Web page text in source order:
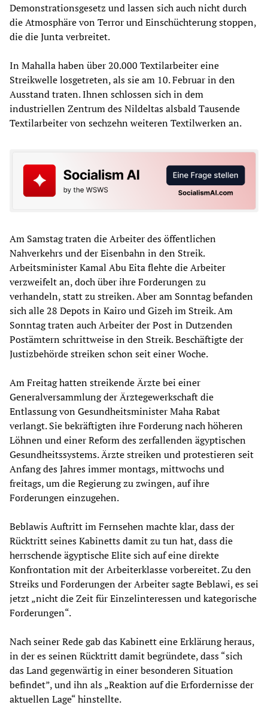
Demonstrationsgesetz und lassen sich auch nicht durch
die Atmosphäre von Terror und Einschüchterung stoppen,
die die Junta verbreitet.
In Mahalla haben über 20.000 Textilarbeiter eine
Streikwelle losgetreten, als sie am 10. Februar in den
Ausstand traten. Ihnen schlossen sich in dem
industriellen Zentrum des Nildeltas alsbald Tausende
Textilarbeiter von sechzehn weiteren Textilwerken an.
Am Samstag traten die Arbeiter des öffentlichen
Nahverkehrs und der Eisenbahn in den Streik.
Arbeitsminister Kamal Abu Eita flehte die Arbeiter
verzweifelt an, doch über ihre Forderungen zu
verhandeln, statt zu streiken. Aber am Sonntag befanden
sich alle 28 Depots in Kairo und Gizeh im Streik. Am
Sonntag traten auch Arbeiter der Post in Dutzenden
Postämtern schrittweise in den Streik. Beschäftigte der
Justizbehörde streiken schon seit einer Woche.
Am Freitag hatten streikende Ärzte bei einer
Generalversammlung der Ärztegewerkschaft die
Entlassung von Gesundheitsminister Maha Rabat
verlangt. Sie bekräftigten ihre Forderung nach höheren
Löhnen und einer Reform des zerfallenden ägyptischen
Gesundheitssystems. Ärzte streiken und protestieren seit
Anfang des Jahres immer montags, mittwochs und
freitags, um die Regierung zu zwingen, auf ihre
Forderungen einzugehen.
Beblawis Auftritt im Fernsehen machte klar, dass der
Rücktritt seines Kabinetts damit zu tun hat, dass die
herrschende ägyptische Elite sich auf eine direkte
Konfrontation mit der Arbeiterklasse vorbereitet. Zu den
Streiks und Forderungen der Arbeiter sagte Beblawi, es sei
jetzt „nicht die Zeit für Einzelinteressen und kategorische
Forderungen“.
Nach seiner Rede gab das Kabinett eine Erklärung heraus,
in der es seinen Rücktritt damit begründete, dass “sich
das Land gegenwärtig in einer besonderen Situation
befindet”, und ihn als „Reaktion auf die Erfordernisse der
aktuellen Lage“ hinstellte.